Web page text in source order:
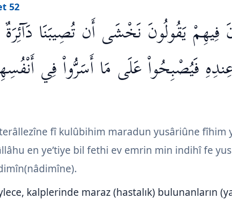
52
يَقُولُونَ نَخْشَى أَن تُصِيبَنَا دَآئِرَةٌ
فَيُصْبِحُواْ عَلَى مَا أَسَرُّواْ فِي
fî kulûbihim maradun yusâriûne
en ye’tiye bil fethi ev emrin min indihî fe
kalplerinde maraz (hastalık) bulunanların